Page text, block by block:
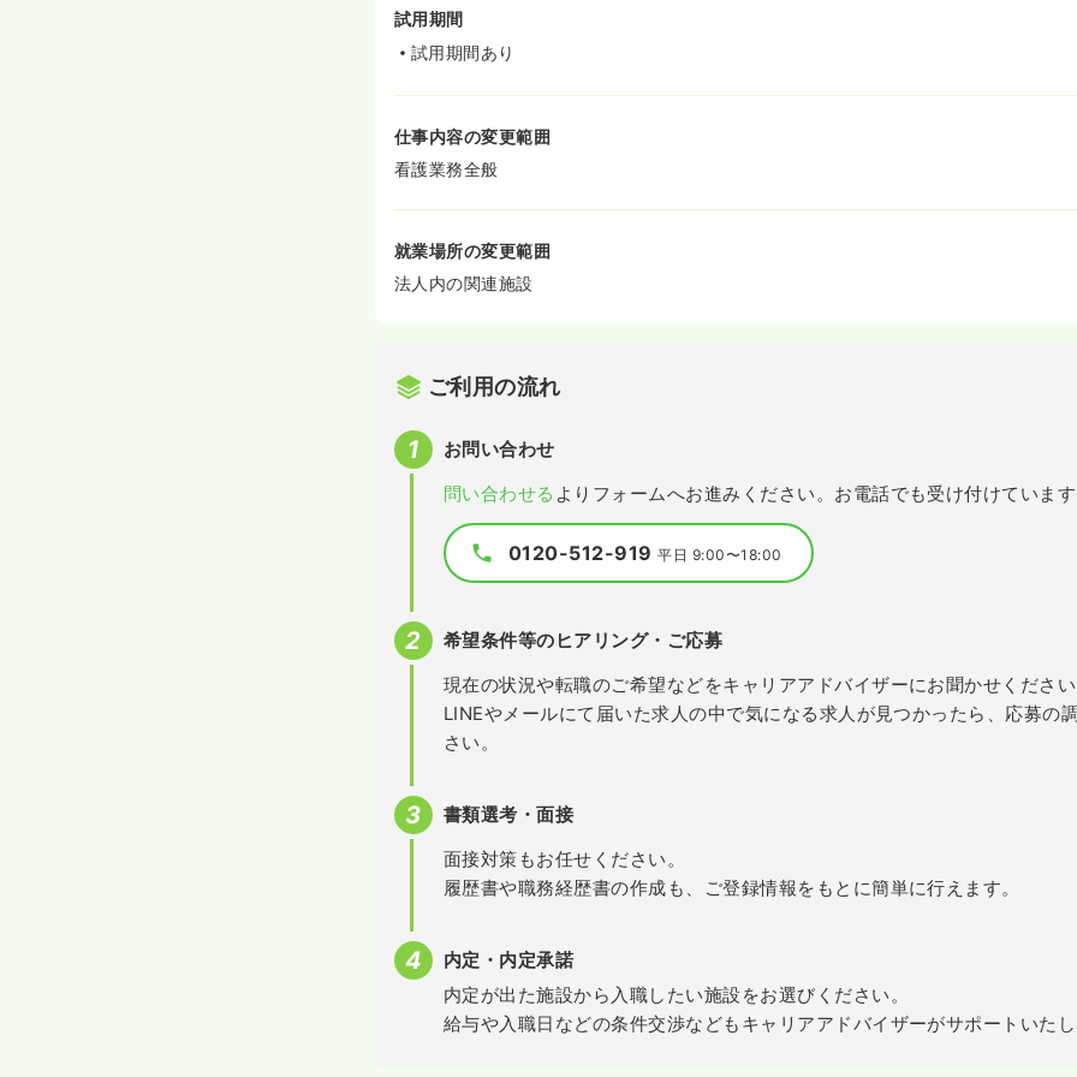
試用期間
試用期間あり
仕事内容の変更範囲
看護業務全般
就業場所の変更範囲
法人内の関連施設
ご利用の流れ
お問い合わせ
問い合わせる よりフォームへお進みください。お電話でも受け付けていま
0120-512-919平日 9:00〜18:00
希望条件等のヒアリング・ご応募
現在の状況や転職のご希望などをキャリアアドバイザーにお聞かせくださ
LINEやメールにて届いた求人の中で気になる求人が見つかったら、応募の
さい。
書類選考・面接
面接対策もお任せください。
履歴書や職務経歴書の作成も、ご登録情報をもとに簡単に行えます。
内定・内定承諾
内定が出た施設から入職したい施設をお選びください。
給与や入職日などの条件交渉などもキャリアアドバイザーがサポートいた